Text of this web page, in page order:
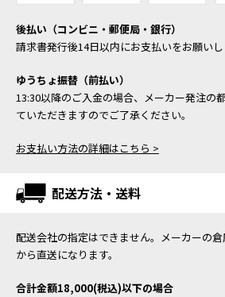
後払い（コンビニ・郵便局・銀行）
請求書発行後14日以内にお支払いをお願いし
ゆうちょ振替（前払い）
13:30以降のご入金の場合、メーカー発注の
ていただきますのでご了承ください。
お支払い方法の詳細はこちら >
配送方法・送料
配送会社の指定はできません。メーカーの
から直送になります。
合計金額18,000(税込)以下の場合